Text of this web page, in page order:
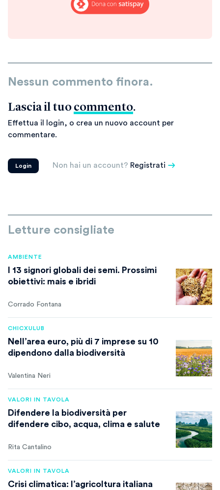
Nessun commento finora.
Lascia il tuo commento.
Effettua il login, o crea un nuovo account per
commentare.
Login Non hai un account? Registrati
Letture consigliate
AMBIENTE
I 13 signori globali dei semi. Prossimi
obiettivi: mais e ibridi
Corrado Fontana
CHICXULUB
Nell’area euro, più di 7 imprese su 10
dipendono dalla biodiversità
Valentina Neri
VALORI IN TAVOLA
Difendere la biodiversità per
difendere cibo, acqua, clima e salute
Rita Cantalino
VALORI IN TAVOLA
Crisi climatica: l’agricoltura italiana